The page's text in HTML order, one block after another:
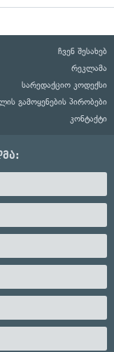
ჩვენ შესახებ
რეკლამა
სარედაქციო კოდექსი
გამოყენების პირობები
კონტაქტი